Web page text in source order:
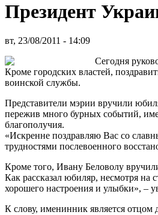
Президент
вт, 23/08/2011 - 14:09
Сегодня
Кроме городских властей,
воинской службы.
Представители мэрии вручили
пережив много бурных событий,
благополучия.
«Искренне поздравляю Вас со
трудностями послевоенного
Кроме того, Ивану Беловолу
Как рассказал юбиляр, несмотря на
хорошего настроения и улыбки», –
К слову, именинник является отцом